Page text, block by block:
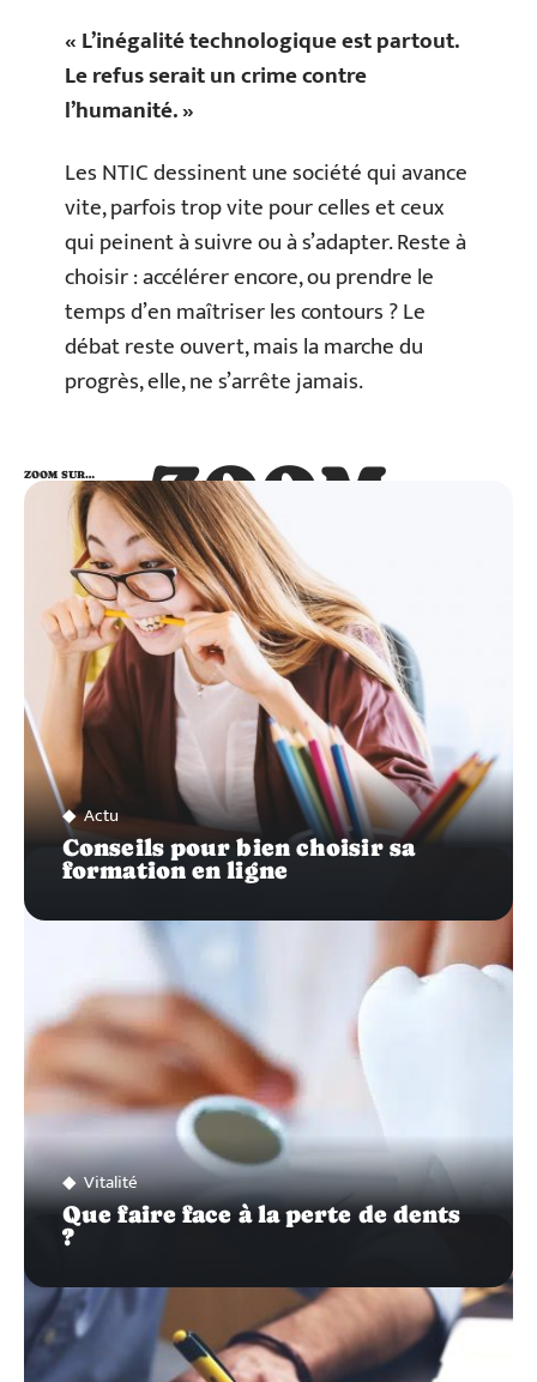
« L’inégalité technologique est partout.
Le refus serait un crime contre
l’humanité. »
Les NTIC dessinent une société qui avance
vite, parfois trop vite pour celles et ceux
qui peinent à suivre ou à s’adapter. Reste à
choisir : accélérer encore, ou prendre le
temps d’en maîtriser les contours ? Le
débat reste ouvert, mais la marche du
progrès, elle, ne s’arrête jamais.
ZOOM
SUR…
ZOOM SUR…
Actu
Conseils pour bien choisir sa
formation en ligne
Vitalité
Que faire face à la perte de dents
?